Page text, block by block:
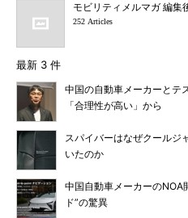
モビリティメルマガ 編集
252 Articles
最新 3 件
中国の自動車メーカーとテ
「合理性が高い」から
スパイバーはなぜクールジ
いたのか
中国自動車メーカーのNOA
ド”の驚異